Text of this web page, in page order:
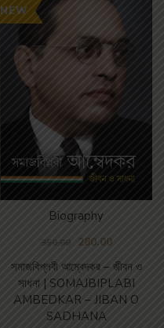
NEW
সমাজবিপ্লবী আম্বেদকর – জীবন ও
সাধনা | SOMAJBIPLABI
AMBEDKAR – JIBAN O
SADHANA
Biography
350.00 280.00